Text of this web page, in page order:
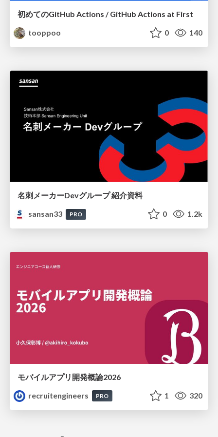
初めてのGitHub Actions / GitHub Actions at First
tooppoo
0 140
名刺メーカーDevグループ 紹介資料
sansan33
PRO 0 1.2k
モバイルアプリ開発概論2026
recruitengineers
PRO 1 320